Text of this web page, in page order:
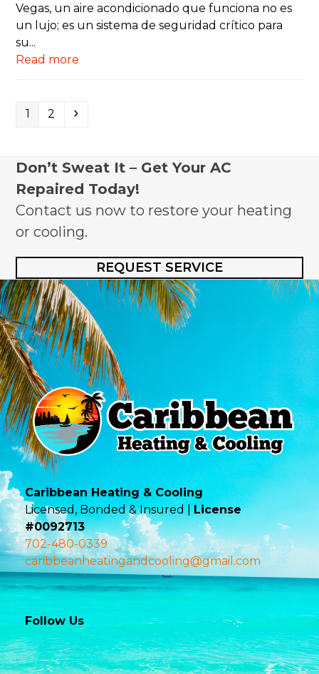
Vegas, un aire acondicionado que funciona no es
un lujo; es un sistema de seguridad crítico para
su...
Read more
Page
1 Page
2 Next
Don’t Sweat It – Get Your AC
Repaired Today!
Contact us now to restore your heating
or cooling.
REQUEST SERVICE
Caribbean Heating & Cooling
Licensed, Bonded & Insured |License
#0092713
702-480-0339
caribbeanheatingandcooling@gmail.com
Follow Us